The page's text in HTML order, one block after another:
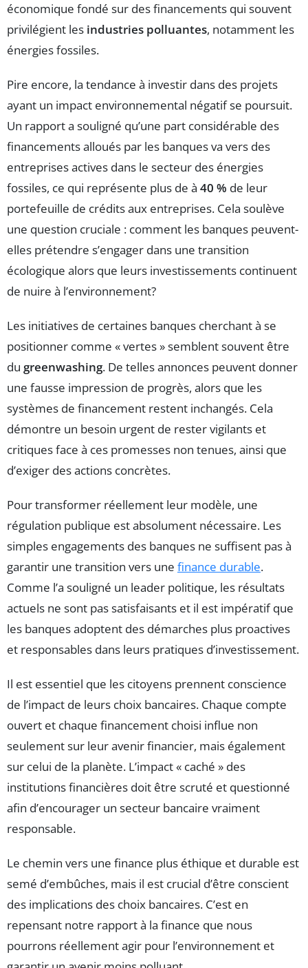
économique fondé sur des financements qui souvent
privilégient les industries polluantes, notamment les
énergies fossiles.
Pire encore, la tendance à investir dans des projets
ayant un impact environnemental négatif se poursuit.
Un rapport a souligné qu’une part considérable des
financements alloués par les banques va vers des
entreprises actives dans le secteur des énergies
fossiles, ce qui représente plus de à 40 % de leur
portefeuille de crédits aux entreprises. Cela soulève
une question cruciale : comment les banques peuvent-
elles prétendre s’engager dans une transition
écologique alors que leurs investissements continuent
de nuire à l’environnement?
Les initiatives de certaines banques cherchant à se
positionner comme « vertes » semblent souvent être
du greenwashing. De telles annonces peuvent donner
une fausse impression de progrès, alors que les
systèmes de financement restent inchangés. Cela
démontre un besoin urgent de rester vigilants et
critiques face à ces promesses non tenues, ainsi que
d’exiger des actions concrètes.
Pour transformer réellement leur modèle, une
régulation publique est absolument nécessaire. Les
simples engagements des banques ne suffisent pas à
garantir une transition vers une finance durable.
Comme l’a souligné un leader politique, les résultats
actuels ne sont pas satisfaisants et il est impératif que
les banques adoptent des démarches plus proactives
et responsables dans leurs pratiques d’investissement.
Il est essentiel que les citoyens prennent conscience
de l’impact de leurs choix bancaires. Chaque compte
ouvert et chaque financement choisi influe non
seulement sur leur avenir financier, mais également
sur celui de la planète. L’impact « caché » des
institutions financières doit être scruté et questionné
afin d’encourager un secteur bancaire vraiment
responsable.
Le chemin vers une finance plus éthique et durable est
semé d’embûches, mais il est crucial d’être conscient
des implications des choix bancaires. C’est en
repensant notre rapport à la finance que nous
pourrons réellement agir pour l’environnement et